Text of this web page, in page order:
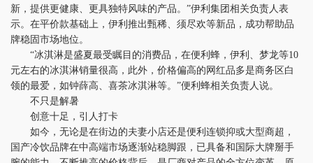
新，提供更健康、更具独特风味的产品。”伊利集团相关负责人表
示。在平价款基础上，伊利推出甄稀、须尽欢等新品，成功帮助品
牌稳固市场地位。
“冰淇淋是盛夏最受瞩目的消费品，在便利蜂，伊利、梦龙等10
元左右的冰淇淋销量很高，此外，价格偏高的网红品多是商务区白
领的最爱，如钟薛高、喜茶冰淇淋等。”便利蜂相关负责人说。
不只是解暑
创意十足，引人打卡
如今，无论是在街边的夫妻小店还是便利连锁抑或大型商超，
国产冷饮品牌在中高端市场逐渐站稳脚跟，已具备和国际大牌掰手